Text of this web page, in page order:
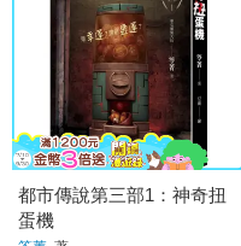
都市傳說第三部1：神奇扭
蛋機